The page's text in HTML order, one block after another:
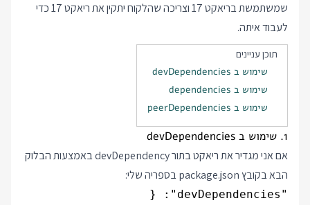
שמשתמשת בריאקט 17 וצריכה שהלקוח יתקין את ריאקט 17 כדי
לעבוד איתה.
תוכן עניינים
שימוש ב devDependencies
שימוש ב dependencies
שימוש ב peerDependencies
1. שימוש ב devDependencies
אם אני מגדיר את ריאקט בתור devDependency באמצעות הבלוק
הבא בקובץ package.json בספריה שלי: